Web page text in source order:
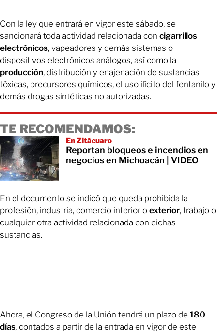
Con la ley que entrará en vigor este sábado, se
sancionará toda actividad relacionada con cigarrillos
electrónicos, vapeadores y demás sistemas o
dispositivos electrónicos análogos, así como la
producción, distribución y enajenación de sustancias
tóxicas, precursores químicos, el uso ilícito del fentanilo y
demás drogas sintéticas no autorizadas.
TE RECOMENDAMOS:
En Zitácuaro
Reportan bloqueos e incendios en
negocios en Michoacán | VIDEO
En el documento se indicó que queda prohibida la
profesión, industria, comercio interior o exterior, trabajo o
cualquier otra actividad relacionada con dichas
sustancias.
Ahora, el Congreso de la Unión tendrá un plazo de 180
días, contados a partir de la entrada en vigor de este